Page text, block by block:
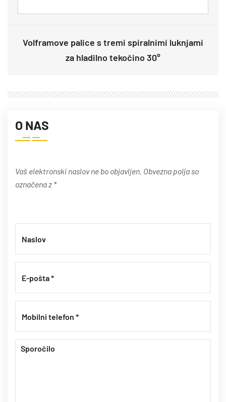
Volframove palice s tremi spiralnimi luknjami
za hladilno tekočino 30°
O NAS
Vaš elektronski naslov ne bo objavljen. Obvezna polja so
označena z *